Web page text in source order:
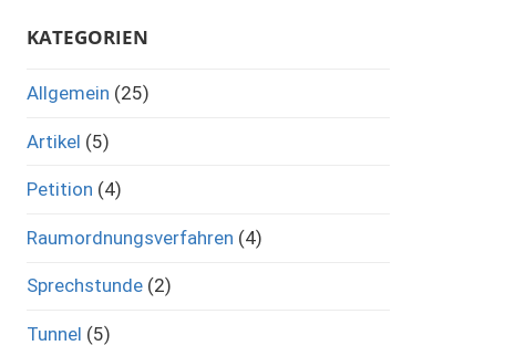
KATEGORIEN
Allgemein (25)
Artikel (5)
Petition (4)
Raumordnungsverfahren (4)
Sprechstunde(2)
Tunnel (5)